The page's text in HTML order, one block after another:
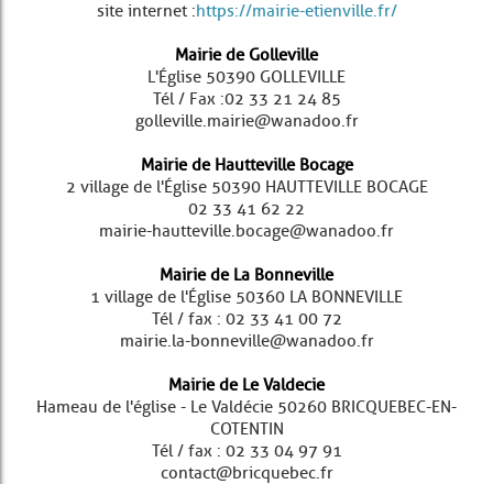
site internet : ​https://mairie-etienville.fr/
Mairie de Golleville
L'Église 50390 GOLLEVILLE
Tél / Fax : 02 33 21 24 85
golleville.mairie@wanadoo.fr
Mairie de Hautteville Bocage
2 village de l'Église 50390 HAUTTEVILLE BOCAGE
02 33 41 62 22
mairie-hautteville.bocage@wanadoo.fr
Mairie de La Bonneville
1 village de l'Église 50360 LA BONNEVILLE
Tél / fax : 02 33 41 00 72
mairie.la-bonneville@wanadoo.fr
Mairie de Le Valdecie
Hameau de l'église - Le Valdécie 50260 BRICQUEBEC-EN-
COTENTIN
Tél / fax : 02 33 04 97 91
contact@bricquebec.fr